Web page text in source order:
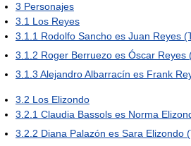
3 Personajes
3.1 Los Reyes
3.1.1 Rodolfo Sancho es Juan Reyes
3.1.2 Roger Berruezo es Óscar Reyes
3.1.3 Alejandro Albarracín es Frank
3.2 Los Elizondo
3.2.1 Claudia Bassols es Norma
3.2.2 Diana Palazón es Sara Elizondo